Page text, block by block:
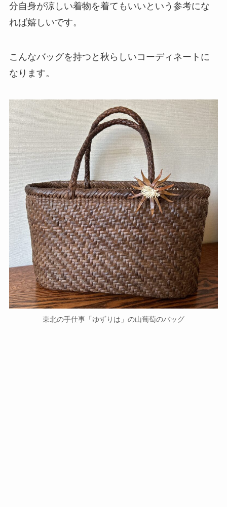
分自身が涼しい着物を着てもいいという参考にな
れば嬉しいです。
こんなバッグを持つと秋らしいコーディネートに
なります。
東北の手仕事「ゆずりは」の山葡萄のバッグ